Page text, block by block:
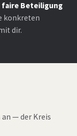
faire Beteiligung
konkreten
dir.
an — der Kreis